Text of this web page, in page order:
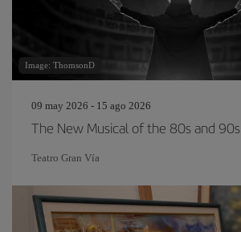
Image: ThomsonD
09 may 2026 - 15 ago 2026
The New Musical of the 80s and 90s
Teatro Gran Vía